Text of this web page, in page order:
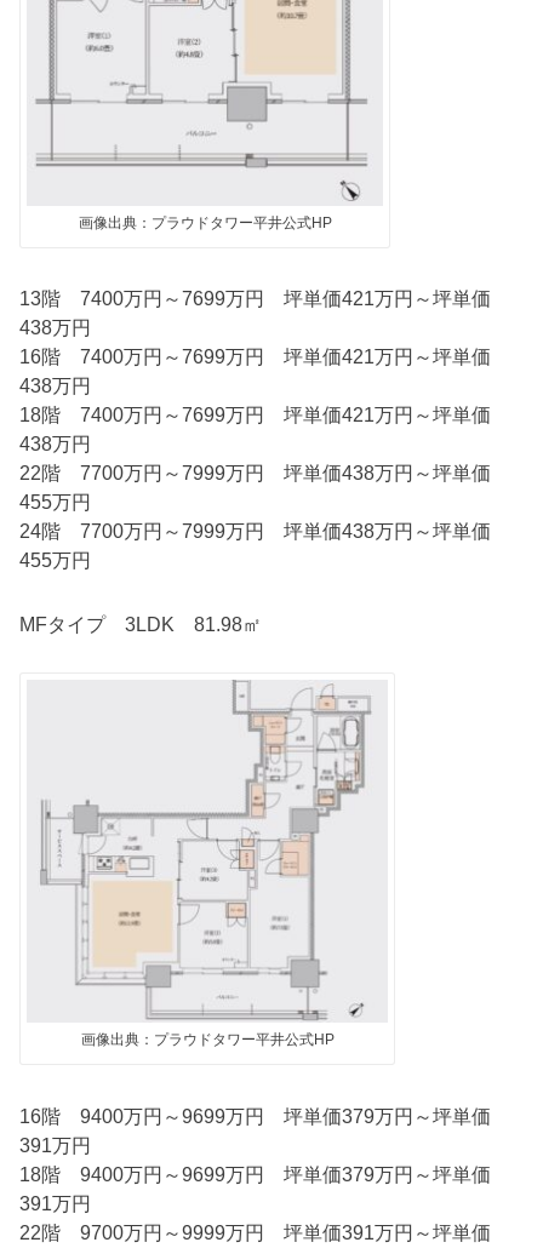
画像出典：プラウドタワー平井公式HP
13階 7400万円～7699万円 坪単価421万円～坪単価
438万円
16階 7400万円～7699万円 坪単価421万円～坪単価
438万円
18階 7400万円～7699万円 坪単価421万円～坪単価
438万円
22階 7700万円～7999万円 坪単価438万円～坪単価
455万円
24階 7700万円～7999万円 坪単価438万円～坪単価
455万円
MFタイプ 3LDK 81.98㎡
画像出典：プラウドタワー平井公式HP
16階 9400万円～9699万円 坪単価379万円～坪単価
391万円
18階 9400万円～9699万円 坪単価379万円～坪単価
391万円
22階 9700万円～9999万円 坪単価391万円～坪単価